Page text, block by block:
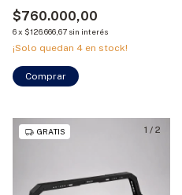
$760.000,00
6x $126.666,67 sin interés
¡Solo quedan 4 en stock!
Comprar
1 / 2
GRATIS